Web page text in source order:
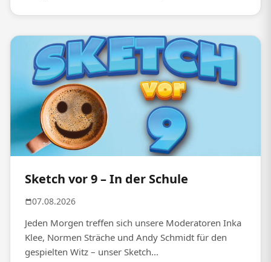
Sketch vor 9 – In der Schule
07.08.2026
Jeden Morgen treffen sich unsere Moderatoren Inka
Klee, Normen Sträche und Andy Schmidt für den
gespielten Witz – unser Sketch...